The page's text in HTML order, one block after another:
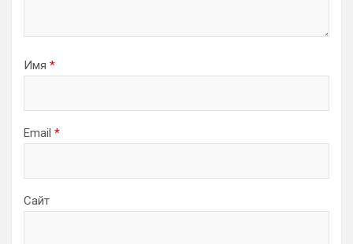
Имя *
Email *
Сайт